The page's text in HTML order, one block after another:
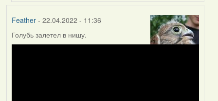
Feather- 22.04.2022 - 11:36
Голубь залетел в нишу.